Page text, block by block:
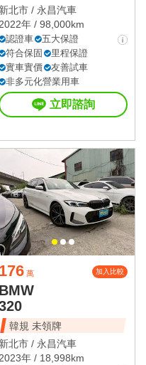
新北市 / 永昌汽車
年 / 98,000km
認證車
五大保證
符合保固
里程保證
實車實價
友善試車
非多元化營業用車
立即諮詢
176 萬 加入比較
BMW
韓規 未領牌
新北市 / 永昌汽車
年 / 18,998km